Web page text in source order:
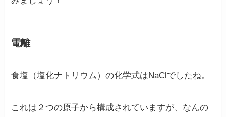
電離
食塩（塩化ナトリウム）の化学式はNaClでしたね。
これは２つの原子から構成されていますが、なんの